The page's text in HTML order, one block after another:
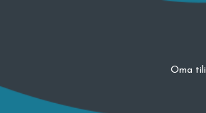
Oma tili